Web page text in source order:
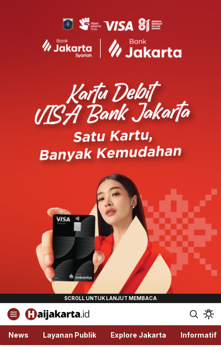
Haijakarta.id
Semua Tentang Jakarta Ada Disini!
News Layanan Publik Explore Jakarta Informatif